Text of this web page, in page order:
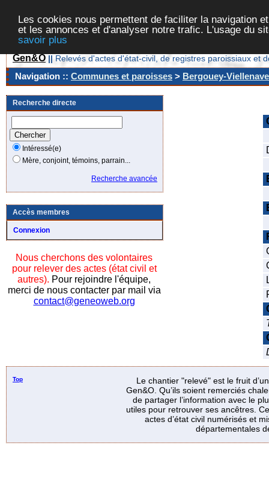
Les cookies nous permettent de faciliter la navigation
et les annonces et d'analyser notre trafic. L'usage du
savoir plus
Gen&O || Relevés d'actes d'état-civil, de registres paroissiaux et
Navigation :: Communes et paroisses > Bergouey-
Recherche directe
Intéressé(e)
Mère, conjoint, témoins, parrain...
Recherche avancée
Accès membres
Connexion
Nous cherchons des volontaires
pour relever des actes (état civil et
autres). Pour rejoindre l'équipe,
merci de nous contacter par mail via
contact@geneoweb.org
Top
Le chantier "relevé" est le fruit
Gen&O. Qu’ils soient remerciés
de partager l’information avec le
utiles pour retrouver ses ancêtres.
actes d’état civil numérisés et
départementales